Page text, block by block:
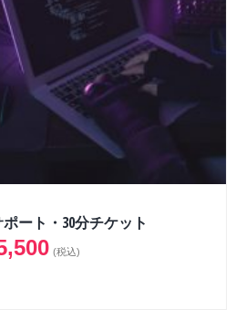
ート・30分チケット
(税込)